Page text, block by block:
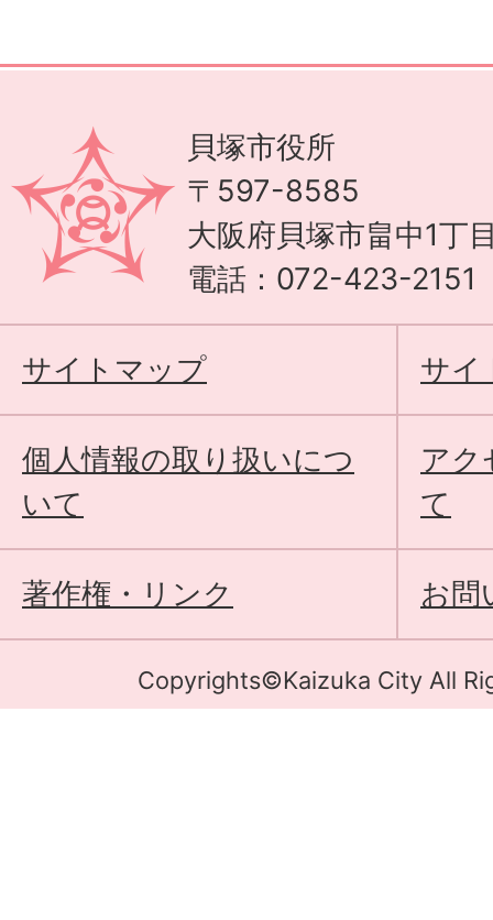
貝塚市役所
〒597-8585
大阪府貝塚市畠中1丁
電話：072-423-2151
サイトマップ サイ
個人情報の取り扱いにつ
いて
アク
て
著作権・リンク お問
Copyrights©Kaizuka City All